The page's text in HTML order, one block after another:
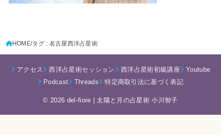
HOME タグ : 名古屋西洋占星術
アクセス 西洋占星術セッション 西洋占星術初級講座
Youtube
Podcast
Threads 特定商取引法に基づく表記
© 2026 del-fiore | 太陽と月の占星術 小川智子